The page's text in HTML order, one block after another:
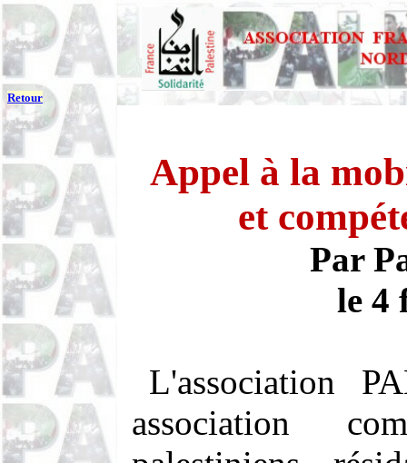
Retour
Appel à la
et
Par
le 4
L'association
association